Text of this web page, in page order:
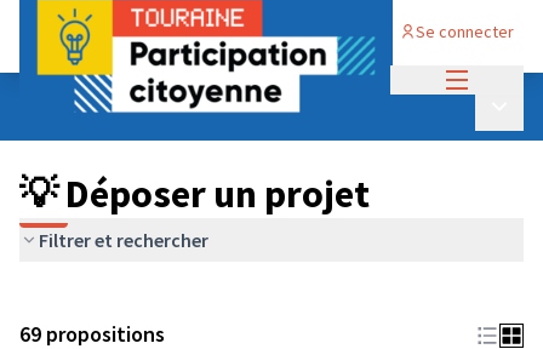
Se connecter
Budget Participatif ADULTE 2024
💡 Déposer un projet
💡 Déposer un projet
Filtrer et rechercher
69 propositions